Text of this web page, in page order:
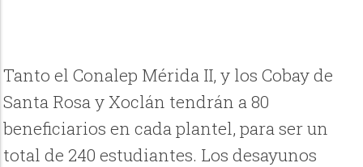
Tanto el Conalep Mérida II, y los Cobay de
Santa Rosa y Xoclán tendrán a 80
beneficiarios en cada plantel, para ser un
total de 240 estudiantes. Los desayunos